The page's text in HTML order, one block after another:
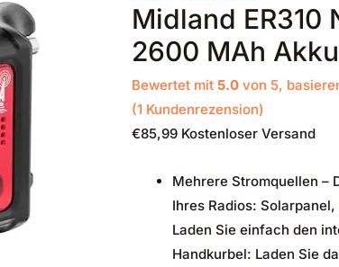
Midland
2600 MAh Akku
Bewertet mit 5.0von 5,
(1 Kundenrezension)
€85,99 Kostenloser Versand
Mehrere Stromquellen –
Ihres Radios:
Laden Sie einfach den
Handkurbel: Laden Sie